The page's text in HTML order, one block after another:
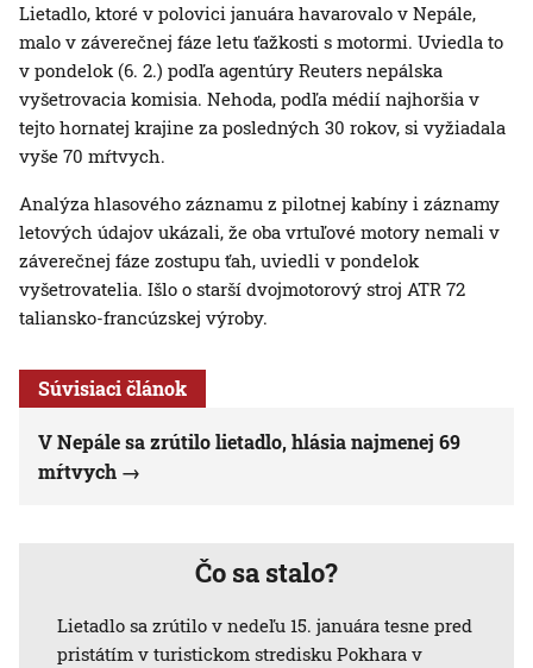
Lietadlo, ktoré v polovici januára havarovalo v Nepále,
malo v záverečnej fáze letu ťažkosti s motormi. Uviedla to
v pondelok (6. 2.) podľa agentúry Reuters nepálska
vyšetrovacia komisia. Nehoda, podľa médií najhoršia v
tejto hornatej krajine za posledných 30 rokov, si vyžiadala
vyše 70 mŕtvych.
Analýza hlasového záznamu z pilotnej kabíny i záznamy
letových údajov ukázali, že oba vrtuľové motory nemali v
záverečnej fáze zostupu ťah, uviedli v pondelok
vyšetrovatelia. Išlo o starší dvojmotorový stroj ATR 72
taliansko-francúzskej výroby.
Súvisiaci článok
V Nepále sa zrútilo lietadlo, hlásia najmenej 69
mŕtvych
Čo sa stalo?
Lietadlo sa zrútilo v nedeľu 15. januára tesne pred
pristátím v turistickom stredisku Pokhara v